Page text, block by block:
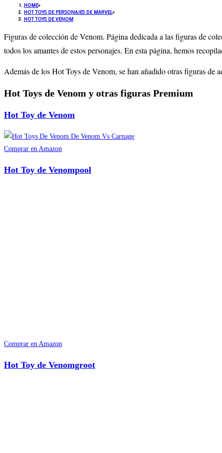
HOME>
HOT TOYS DE PERSONAJES DE MARVEL>
HOT TOYS DE VENOM
Figuras de colección de Venom. Página dedicada a las figuras de
todos los amantes de estos personajes. En esta página, hemos
Además de los Hot Toys de Venom, se han añadido otras figuras
Hot Toys de Venom y otras figuras Premium
Hot Toy de Venom
Comprar en Amazon
Hot Toy de Venompool
Comprar en Amazon
Hot Toy de Venomgroot